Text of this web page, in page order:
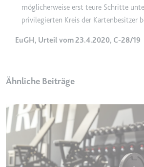
eingebetteten
verfolgen.
__Secure-YEC
Zweck:
Speichert die
eines auf anderen
integrierten Youtube-
Ablauf:
Sitzung
möglicherweise erst teure Schritte
privilegierten Kreis der Kartenbesitzer
EuGH, Urteil vom 23.4.2020, C-28/19
Ähnliche Beiträge